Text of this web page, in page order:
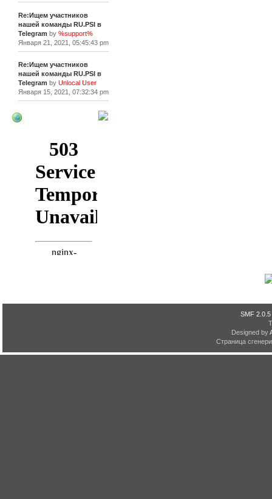
Re:Ищем участников
нашей команды RU.PSI в
Telegram by %support%
Января 21, 2021, 05:45:43 pm
Re:Ищем участников
нашей команды RU.PSI в
Telegram by Unlocal User
Января 15, 2021, 07:32:34 pm
SMF 2.0.5
Designed by
Страница